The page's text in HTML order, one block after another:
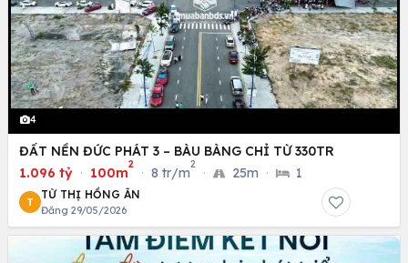
4
ĐẤT NỀN ĐỨC PHÁT 3 – BÀU BÀNG CHỈ TỪ 330TR
1.096 tỷ · 100m
2
· 8 tr/m
2
· 25m · 1
T
TỪ THỊ HỒNG ÂN
Đăng 29/05/2026